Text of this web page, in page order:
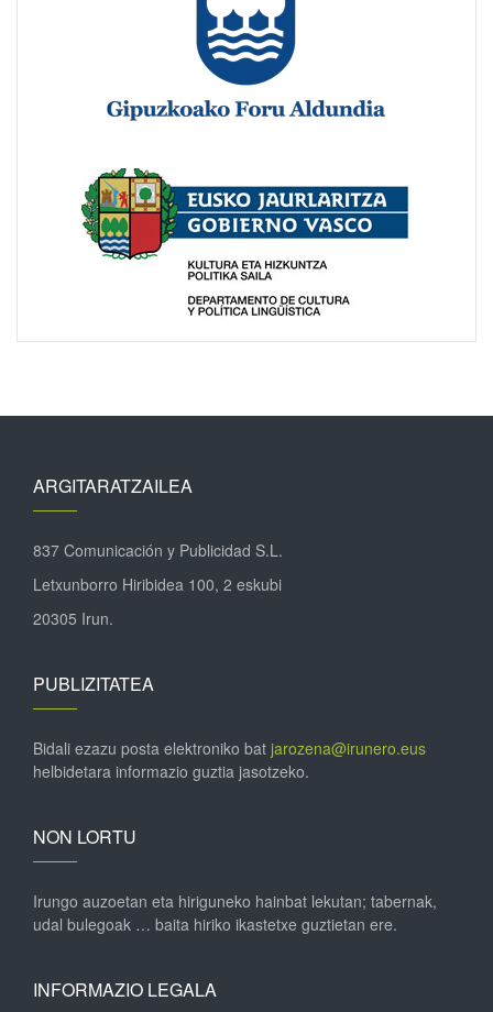
ARGITARATZAILEA
837 Comunicación y Publicidad S.L.
Letxunborro Hiribidea 100, 2 eskubi
20305 Irun.
PUBLIZITATEA
Bidali ezazu posta elektroniko bat jarozena@irunero.eus
helbidetara informazio guztia jasotzeko.
NON LORTU
Irungo auzoetan eta hiriguneko hainbat lekutan; tabernak,
udal bulegoak … baita hiriko ikastetxe guztietan ere.
INFORMAZIO LEGALA